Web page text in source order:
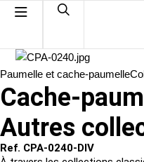
Paumelle et cache-paumelle
Cache-
Autres
Ref. CPA-0240-DIV